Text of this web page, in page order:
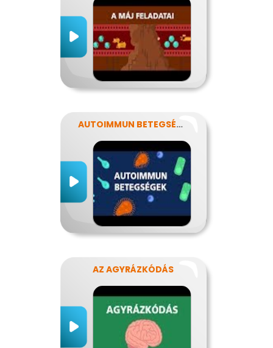
AUTOIMMUN BETEGSÉGEK
AZ AGYRÁZKÓDÁS